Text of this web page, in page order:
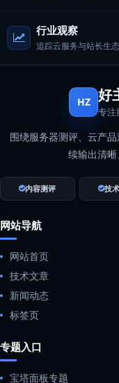
行业观察
追踪云服务与站长生
HZ 好
专注
围绕服务器测评、云产
续输出清晰
内容测评 技
网站导航
网站首页
技术文章
新闻动态
标签页
专题入口
宝塔面板专题